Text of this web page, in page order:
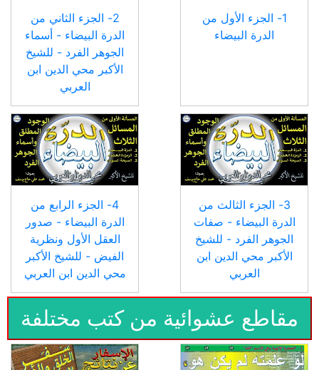
1- الجزء الأول من
الدرة البيضاء
2- الجزء الثاني من
الدرة البيضاء - أسماء
الجوهر الفرد - للشيخ
الأكبر محي الدين ابن
العربي
3- الجزء الثالث من
الدرة البيضاء - صفات
الجوهر الفرد - للشيخ
الأكبر محي الدين ابن
العربي
4- الجزء الرابع من
الدرة البيضاء - صدور
العقل الأول ونظرية
الفيض - للشيخ الأكبر
محي الدين ابن العربي
مقاطع عشوائية من كتب مختلفة